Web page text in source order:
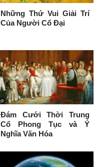
Những Thứ Vui Giải Trí
Của Người Cổ Đại
Đám Cưới Thời Trung
Cổ Phong Tục và Ý
Nghĩa Văn Hóa